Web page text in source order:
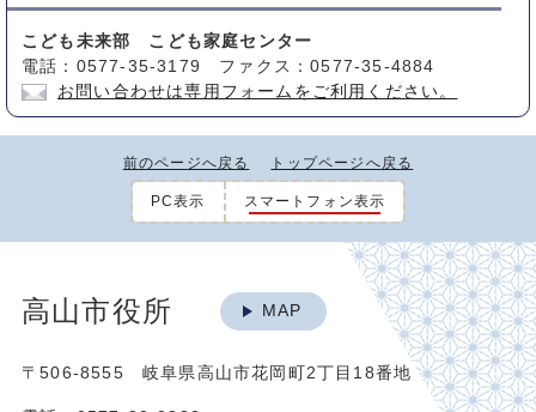
こども未来部 こども家庭センター
電話：0577-35-3179 ファクス：0577-35-4884
お問い合わせは専用フォームをご利用ください。
前のページへ戻る トップページへ戻る
PC表示 スマートフォン表示
高山市役所 MAP
〒506-8555 岐阜県高山市花岡町2丁目18番地